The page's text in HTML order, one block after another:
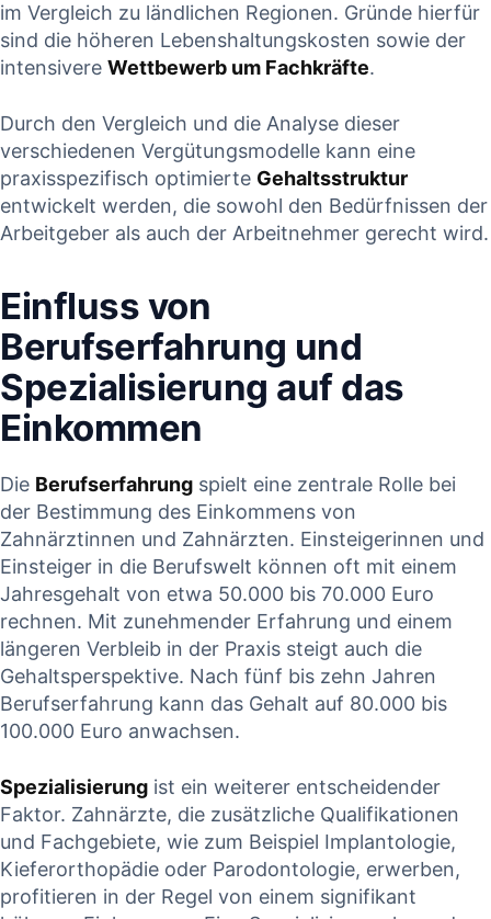
im Vergleich zu ländlichen ⁣Regionen. Gründe ⁤hierfür
sind ⁤die höheren ⁣Lebenshaltungskosten sowie der
intensivere Wettbewerb um Fachkräfte.
Durch den Vergleich und die Analyse dieser
‌verschiedenen‌ Vergütungsmodelle kann eine
praxisspezifisch ​optimierte Gehaltsstruktur
entwickelt werden,⁤ die sowohl den Bedürfnissen der
Arbeitgeber als ‌auch der Arbeitnehmer⁢ gerecht ⁢wird.
Einfluss ​von
Berufserfahrung ⁢und
Spezialisierung auf das
Einkommen
Die Berufserfahrung spielt eine⁣ zentrale Rolle bei
der Bestimmung des Einkommens von⁢
Zahnärztinnen‍ und Zahnärzten. Einsteigerinnen und
Einsteiger in ‍die Berufswelt können ‍oft⁤ mit einem
Jahresgehalt von⁢ etwa 50.000 bis 70.000 Euro
‍rechnen. Mit ‌zunehmender Erfahrung und einem
längeren Verbleib in ⁤der Praxis steigt auch ⁣die
Gehaltsperspektive. Nach fünf‌ bis ⁤zehn Jahren
Berufserfahrung kann das Gehalt auf 80.000 bis
100.000​ Euro anwachsen.
Spezialisierung ⁤ist ein weiterer entscheidender
Faktor. Zahnärzte, die zusätzliche Qualifikationen
und Fachgebiete, wie zum Beispiel Implantologie,
Kieferorthopädie oder⁣ Parodontologie, erwerben,⁣
profitieren​ in der Regel von einem signifikant